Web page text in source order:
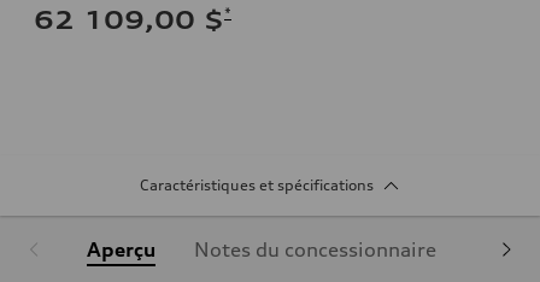
62 109,00 $*
Caractéristiques et spécifications
Aperçu Notes du concessionnaire